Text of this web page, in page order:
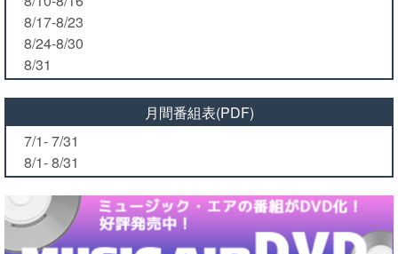
8/17-8/23
8/24-8/30
8/31
月間番組表(PDF)
7/1- 7/31
8/1- 8/31